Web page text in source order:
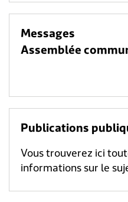
Messages
Assemblée
Publications
Vous trouverez ici
informations sur le